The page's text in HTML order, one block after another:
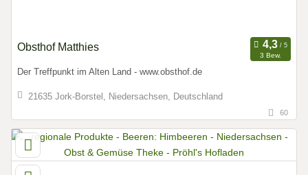
Obsthof Matthies
3 Bew.
Der Treffpunkt im Alten Land - www.obsthof.de
21635 Jork-Borstel, Niedersachsen, Deutschland
60